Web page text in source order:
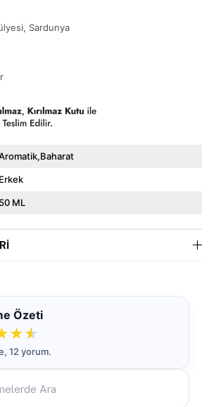
Sardunya
Erkek
50 ML
Özeti
★★
12 yorum.